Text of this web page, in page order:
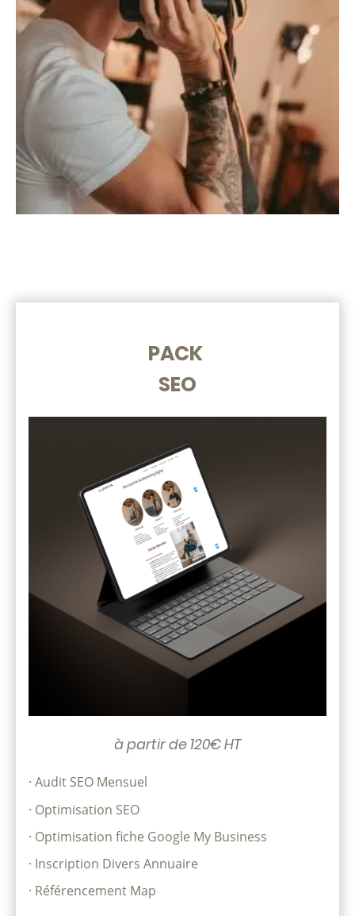
PACK
SEO
à partir de 120€ HT
· Audit SEO Mensuel
· Optimisation SEO
· Optimisation fiche Google My Business
· Inscription Divers Annuaire
· Référencement Map